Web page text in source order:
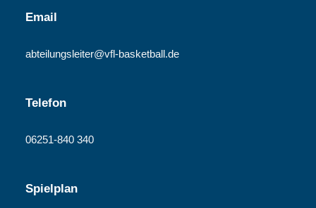
Email
abteilungsleiter@vfl-basketball.de
Telefon
06251-840 340
Spielplan